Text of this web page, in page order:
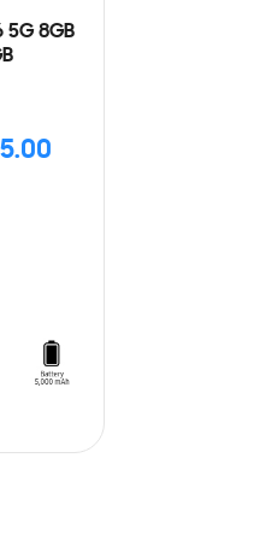
8GB